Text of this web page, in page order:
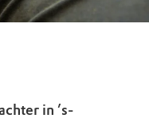
in ’s-